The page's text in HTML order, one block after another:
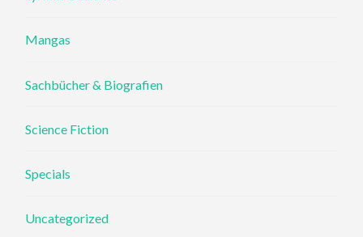
Mangas
Sachbücher & Biografien
Science Fiction
Specials
Uncategorized